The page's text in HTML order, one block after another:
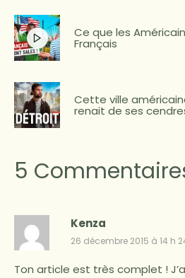
Ce que les
Français
Cette ville
renait de ses
5
Kenza
26 décembre 2015 à 14 h
Ton article est très complet !